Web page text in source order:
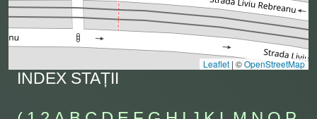
Leaflet | ©OpenStreetMap
INDEX STAȚII